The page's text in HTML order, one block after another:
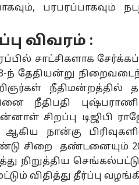
விவரம் :
சாட்சிகளாக
ந் தேதியன்று
நீதிமன்றத்தில்
நீதிபதி
சிறப்பு டிஜிபி
) ஆகிய நான்கு
சிறை தண்டனையும் 20
நிறுத்திய
விதித்து தீர்ப்பு
ஆளுநருக்கு பவர்
கட்..! அதிகாரத்தை
கையிலெடுத்த CM
விஜய் - அனுமதி
கட்டாயம்,
கலக்கத்தில்
அதிகாரிகள்
வைரல்
அரசியல்
’கைது செய்யப்பட்ட
உதயநிதி’ கூலாக
ஆய்வுக் கூட்டம்
நடத்திய முதல்வர்
விஜய்..!
CM Vijay
திமுக-